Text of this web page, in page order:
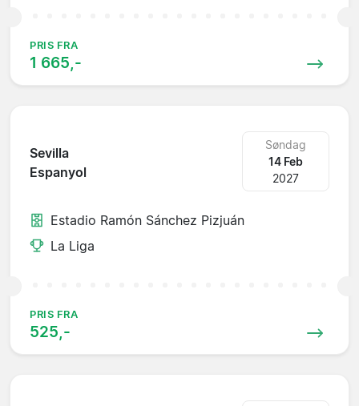
PRIS FRA
1 665,-
Sevilla
Espanyol
Søndag
14 Feb
2027
Estadio Ramón Sánchez Pizjuán
La Liga
PRIS FRA
525,-